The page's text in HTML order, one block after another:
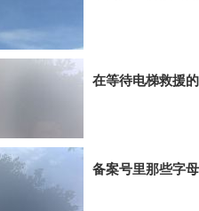
在等待电梯救援
备案号里那些字